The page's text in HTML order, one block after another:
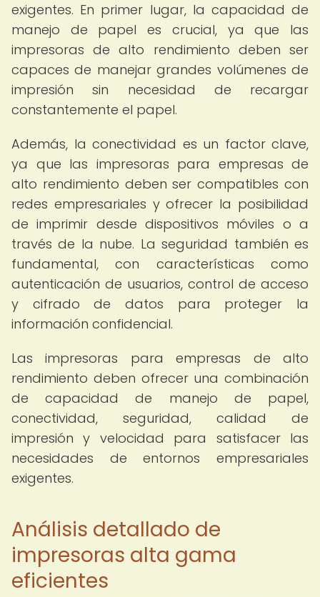
exigentes. En primer lugar, la capacidad de
manejo de papel es crucial, ya que las
impresoras de alto rendimiento deben ser
capaces de manejar grandes volúmenes de
impresión sin necesidad de recargar
constantemente el papel.
Además, la conectividad es un factor clave,
ya que las impresoras para empresas de
alto rendimiento deben ser compatibles con
redes empresariales y ofrecer la posibilidad
de imprimir desde dispositivos móviles o a
través de la nube. La seguridad también es
fundamental, con características como
autenticación de usuarios, control de acceso
y cifrado de datos para proteger la
información confidencial.
Las impresoras para empresas de alto
rendimiento deben ofrecer una combinación
de capacidad de manejo de papel,
conectividad, seguridad, calidad de
impresión y velocidad para satisfacer las
necesidades de entornos empresariales
exigentes.
Análisis detallado de
impresoras alta gama
eficientes